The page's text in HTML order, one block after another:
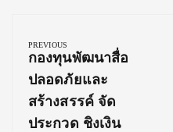
navigation
PREVIOUS
Previous
Post:
กองทุนพัฒนาสื่อ
ปลอดภัยและ
สร้างสรรค์ จัด
ประกวด ชิงเงิน